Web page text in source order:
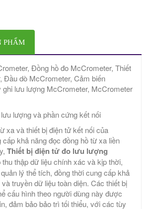
PHẨM
Đồng hồ đo McCrometer, Thiết
Đầu dò McCrometer, Cảm biến
ghi lưu lượng McCrometer, McCrometer
lượng và phần cứng kết nối
xa và thiết bị điện tử kết nối của
khả năng đọc đồng hồ từ xa liền
Thiết bị điện tử đo lưu lượng
thu thập dữ liệu chính xác và kịp thời,
lý thể tích, đồng thời cung cấp khả
truyền dữ liệu toàn diện. Các thiết bị
cấu hình theo người dùng này được
đảm bảo bảo trì tối thiểu, với các tùy